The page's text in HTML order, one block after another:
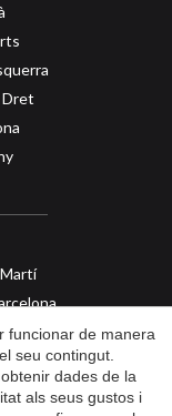
Dret
funcionar de manera
seu contingut.
dades de la
als seus gustos i
totes